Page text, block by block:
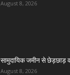
August 8, 2026
सामुदायिक जमीन से छेड़छाड़ व
August 8, 2026